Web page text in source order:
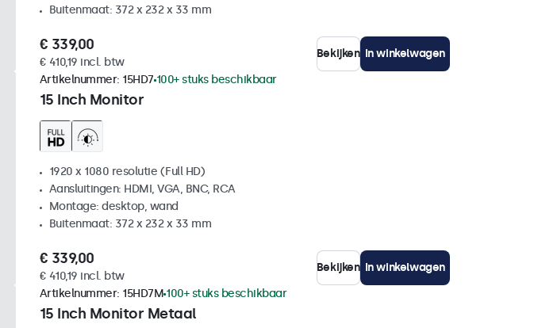
Buitenmaat: 372 x 232 x 33 mm
€ 339,00
€ 410,19 incl. btw
Bekijken In winkelwagen
15 Inch Monitor
Artikelnummer: 15HD7 100+ stuks beschikbaar
1920 x 1080 resolutie (Full HD)
Aansluitingen: HDMI, VGA, BNC, RCA
Montage: desktop, wand
Buitenmaat: 372 x 232 x 33 mm
€ 339,00
€ 410,19 incl. btw
Bekijken In winkelwagen
15 Inch Monitor Metaal
Artikelnummer: 15HD7M 100+ stuks beschikbaar